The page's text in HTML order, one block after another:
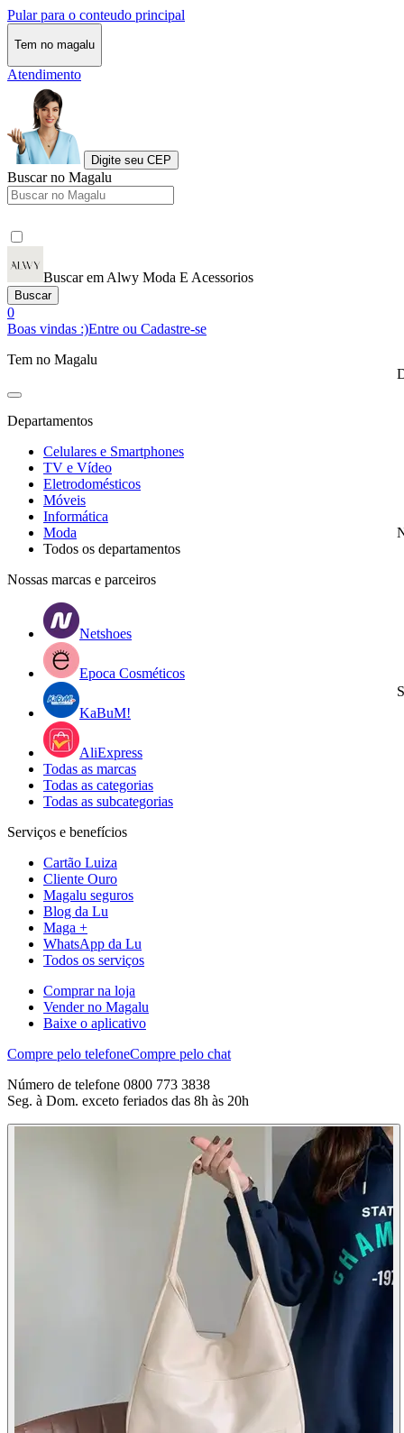
Pular para o conteudo principal
Tem no magalu
Atendimento
Digite seu CEP
Buscar no Magalu
Buscar em Alwy Moda E Acessorios
Buscar
0
Boas vindas :)Entre ou Cadastre-se
Tem no Magalu
Departamentos
Celulares e Smartphones
TV e Vídeo
Eletrodomésticos
Móveis
Informática
Moda
Todos os departamentos
Nossas marcas e parceiros
Netshoes
Epoca Cosméticos
KaBuM!
AliExpress
Todas as marcas
Todas as categorias
Todas as subcategorias
Serviços e benefícios
Cartão Luiza
Cliente Ouro
Magalu seguros
Blog da Lu
Maga +
WhatsApp da Lu
Todos os serviços
Comprar na loja
Vender no Magalu
Baixe o aplicativo
Compre pelo telefoneCompre pelo chat
Número de telefone 0800 773 3838
Seg. à Dom. exceto feriados das 8h às 20h